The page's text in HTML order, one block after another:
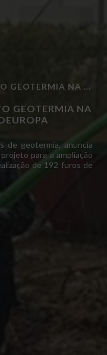
GEOTERMIA NA ...
GEOTERMIA NA
de geotermia, anuncia
para a ampliação
de 192 furos de